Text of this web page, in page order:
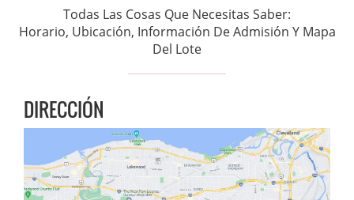
Todas Las Cosas Que Necesitas Saber:
Horario, Ubicación, Información De Admisión Y Mapa
Del Lote
DIRECCIÓN